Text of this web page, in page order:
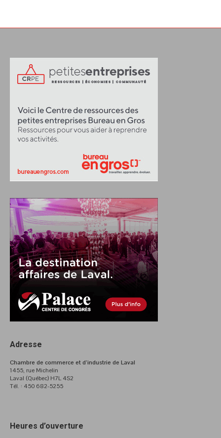
Adresse
Chambre de commerce et d’industrie de Laval
1455, rue Michelin
Laval (Québec) H7L 4S2
Tél. : 450 682-5255
Heures d’ouverture